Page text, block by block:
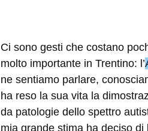
Ci sono gesti che costano
molto importante in Trentino: l’
ne sentiamo parlare,
ha reso la sua vita la
da patologie dello spettro
mia grande stima ha deciso